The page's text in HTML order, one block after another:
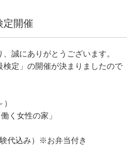
定開催
誠にありがとうございます。
定」の開催が決まりましたので
女性の家」
代込み）※お弁当付き